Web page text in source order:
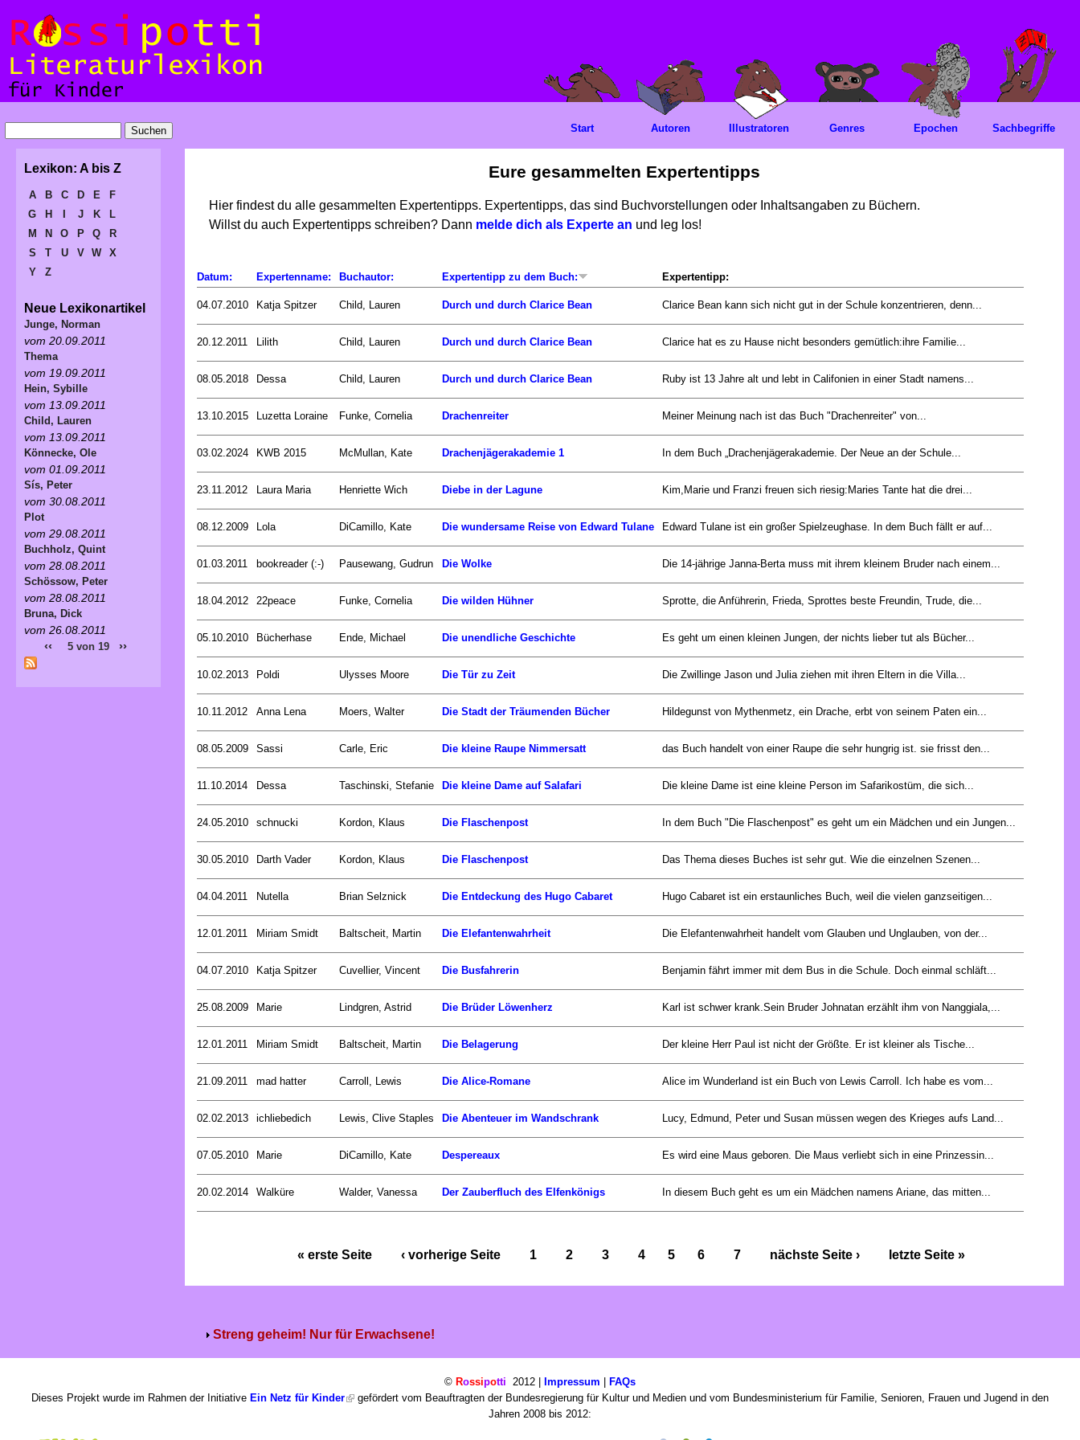
Eure gesammelten Expertentipps
Hier findest du alle gesammelten Expertentipps. Expertentipps, das sind Buchvorstellungen oder Inhaltsangaben zu Büchern.
Willst du auch Expertentipps schreiben? Dann melde dich als Experte an und leg los!
Datum: Expertenname: Buchautor: Expertentipp zu dem Buch: Expertentipp:
04.07.2010 Katja Spitzer Child, Lauren Durch und durch Clarice Bean Clarice Bean kann sich nicht gut in der Schule konzentrieren, denn...
20.12.2011 Lilith Child, Lauren Durch und durch Clarice Bean Clarice hat es zu Hause nicht besonders gemütlich:ihre Familie...
08.05.2018 Dessa Child, Lauren Durch und durch Clarice Bean Ruby ist 13 Jahre alt und lebt in Califonien in einer Stadt namens...
13.10.2015 Luzetta Loraine Funke, Cornelia Drachenreiter Meiner Meinung nach ist das Buch "Drachenreiter" von...
03.02.2024 KWB 2015 McMullan, Kate Drachenjägerakademie 1 In dem Buch „Drachenjägerakademie. Der Neue an der Schule...
23.11.2012 Laura Maria Henriette Wich Diebe in der Lagune Kim,Marie und Franzi freuen sich riesig:Maries Tante hat die drei...
08.12.2009 Lola DiCamillo, Kate Die wundersame Reise von Edward Tulane Edward Tulane ist ein großer Spielzeughase. In dem Buch fällt er auf...
01.03.2011 bookreader (:-) Pausewang, Gudrun Die Wolke Die 14-jährige Janna-Berta muss mit ihrem kleinem Bruder nach einem...
18.04.2012 22peace Funke, Cornelia Die wilden Hühner Sprotte, die Anführerin, Frieda, Sprottes beste Freundin, Trude, die...
05.10.2010 Bücherhase Ende, Michael Die unendliche Geschichte Es geht um einen kleinen Jungen, der nichts lieber tut als Bücher...
10.02.2013 Poldi Ulysses Moore Die Tür zu Zeit Die Zwillinge Jason und Julia ziehen mit ihren Eltern in die Villa...
10.11.2012 Anna Lena Moers, Walter Die Stadt der Träumenden Bücher Hildegunst von Mythenmetz, ein Drache, erbt von seinem Paten ein...
08.05.2009 Sassi Carle, Eric Die kleine Raupe Nimmersatt das Buch handelt von einer Raupe die sehr hungrig ist. sie frisst den...
11.10.2014 Dessa Taschinski, Stefanie Die kleine Dame auf Salafari Die kleine Dame ist eine kleine Person im Safarikostüm, die sich...
24.05.2010 schnucki Kordon, Klaus Die Flaschenpost In dem Buch "Die Flaschenpost" es geht um ein Mädchen und ein Jungen...
30.05.2010 Darth Vader Kordon, Klaus Die Flaschenpost Das Thema dieses Buches ist sehr gut. Wie die einzelnen Szenen...
04.04.2011 Nutella Brian Selznick Die Entdeckung des Hugo Cabaret Hugo Cabaret ist ein erstaunliches Buch, weil die vielen ganzseitigen...
12.01.2011 Miriam Smidt Baltscheit, Martin Die Elefantenwahrheit Die Elefantenwahrheit handelt vom Glauben und Unglauben, von der...
04.07.2010 Katja Spitzer Cuvellier, Vincent Die Busfahrerin Benjamin fährt immer mit dem Bus in die Schule. Doch einmal schläft...
25.08.2009 Marie Lindgren, Astrid Die Brüder Löwenherz Karl ist schwer krank.Sein Bruder Johnatan erzählt ihm von Nanggiala,...
12.01.2011 Miriam Smidt Baltscheit, Martin Die Belagerung Der kleine Herr Paul ist nicht der Größte. Er ist kleiner als Tische...
21.09.2011 mad hatter Carroll, Lewis Die Alice-Romane Alice im Wunderland ist ein Buch von Lewis Carroll. Ich habe es vom...
02.02.2013 ichliebedich Lewis, Clive Staples Die Abenteuer im Wandschrank Lucy, Edmund, Peter und Susan müssen wegen des Krieges aufs Land...
07.05.2010 Marie DiCamillo, Kate Despereaux Es wird eine Maus geboren. Die Maus verliebt sich in eine Prinzessin...
20.02.2014 Walküre Walder, Vanessa Der Zauberfluch des Elfenkönigs In diesem Buch geht es um ein Mädchen namens Ariane, das mitten...
« erste Seite ‹ vorherige Seite 1 2 3 4 5 6 7 nächste Seite › letzte Seite »
Streng geheim! Nur für Erwachsene!
Start Autoren Illustratoren Genres Epochen Sachbegriffe
Lexikon: A bis Z
A B C D E
F
G
H J K
L
M
N O P Q
R
S
T U V W
X
Y
Z
Neue Lexikonartikel
Junge, Norman
vom 20.09.2011
Thema
vom 19.09.2011
Hein, Sybille
vom 13.09.2011
Child, Lauren
vom 13.09.2011
Könnecke, Ole
vom 01.09.2011
Sís, Peter
vom 30.08.2011
Plot
vom 29.08.2011
Buchholz, Quint
vom 28.08.2011
Schössow, Peter
vom 28.08.2011
Bruna, Dick
vom 26.08.2011
‹‹ 5 von 19 ››
© Rossipotti 2012 | Impressum | FAQs
Dieses Projekt wurde im Rahmen der Initiative Ein Netz für Kinder
gefördert vom Beauftragten der Bundesregierung für Kultur und Medien und vom Bundesministerium für Familie, Senioren, Frauen und Jugend in den
Jahren 2008 bis 2012: